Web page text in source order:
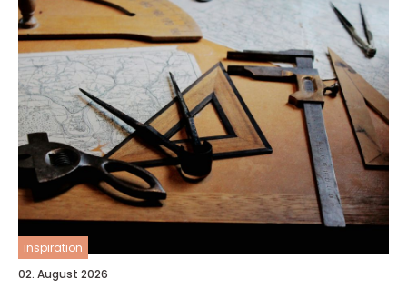
inspiration
02. August 2026